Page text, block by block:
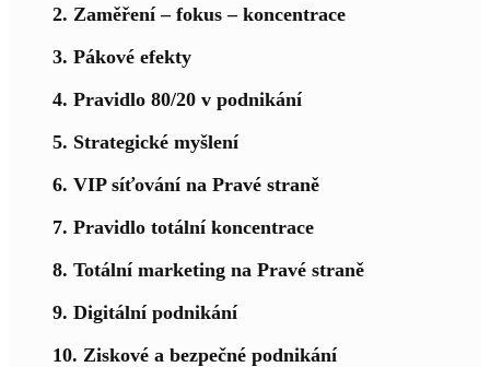
2. Zaměření – fokus – koncentrace
3. Pákové efekty
4. Pravidlo 80/20 v podnikání
5. Strategické myšlení
6. VIP síťování na Pravé straně
7. Pravidlo totální koncentrace
8. Totální marketing na Pravé straně
9. Digitální podnikání
10. Ziskové a bezpečné podnikání